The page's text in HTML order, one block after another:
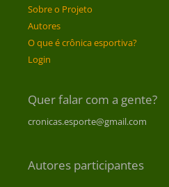
Sobre o Projeto
Autores
O que é crônica esportiva?
Login
Quer falar com a gente?
cronicas.esporte@gmail.com
Autores participantes